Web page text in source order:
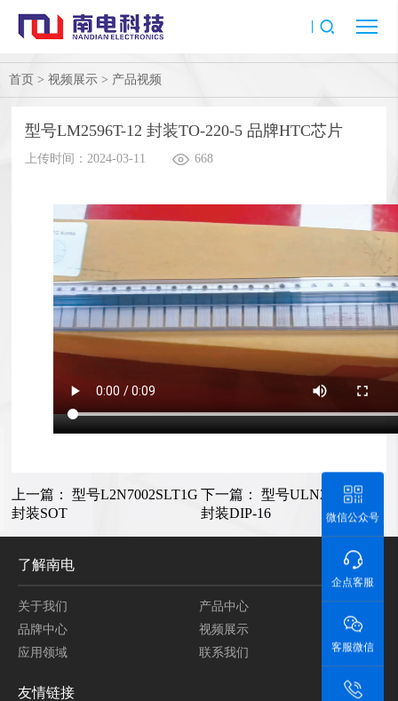
首页 > 视频展示 > 产品视频
型号LM2596T-12 封装TO-220-5 品牌HTC芯片
上传时间：2024-03-11 668
上一篇：型号L2N7002SLT1G
封装SOT
下一篇： 型号ULN2003AN
封装DIP-16
了解南电
关于我们
产品中心
品牌中心
视频展示
应用领域
联系我们
友情链接
微信公众号
企点客服
客服微信